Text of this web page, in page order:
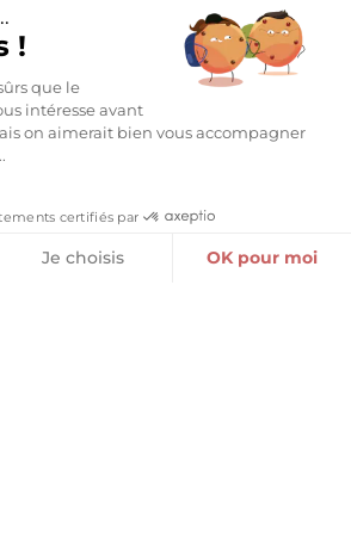
PÂTÉ DE BŒUF SALERS
Ajouter au panier
!
que le
intéresse avant
on aimerait bien vous accompagner
certifiés par
Je choisis OK pour moi